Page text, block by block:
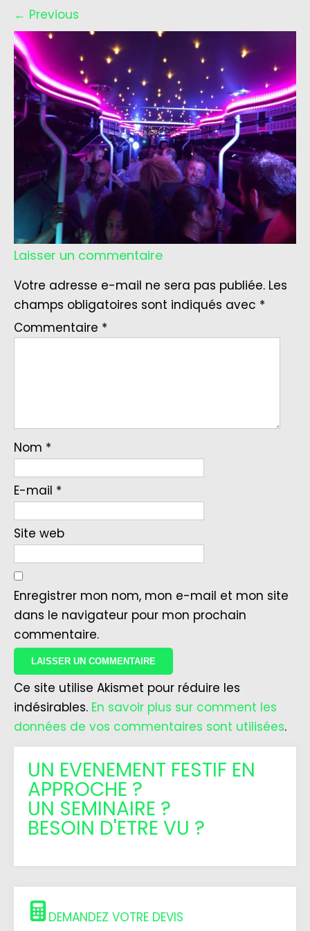
← Previous
Laisser un commentaire
Votre adresse e-mail ne sera pas publiée. Les
champs obligatoires sont indiqués avec *
Commentaire *
Nom *
E-mail *
Site web
Enregistrer mon nom, mon e-mail et mon site
dans le navigateur pour mon prochain
commentaire.
Ce site utilise Akismet pour réduire les
indésirables. En savoir plus sur comment les
données de vos commentaires sont utilisées.
UN EVENEMENT FESTIF EN
APPROCHE ?
UN SEMINAIRE ?
BESOIN D'ETRE VU ?
DEMANDEZ VOTRE DEVIS